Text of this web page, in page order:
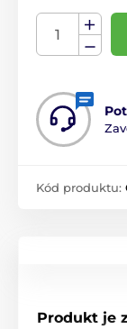
Kód produktu:
Produkt je